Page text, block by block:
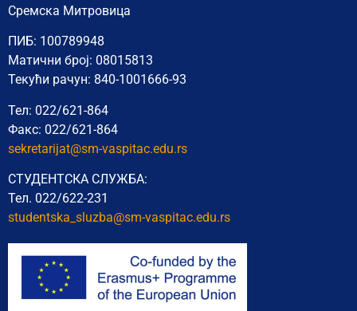
Сремска Митровица
ПИБ: 100789948
Матични број: 08015813
Текући рачун: 840-1001666-93
Тел: 022/621-864
Факс: 022/621-864
sekretarijat@sm-vaspitac.edu.rs
СТУДЕНТСКА СЛУЖБА:
Тел. 022/622-231
studentska_sluzba@sm-vaspitac.edu.rs